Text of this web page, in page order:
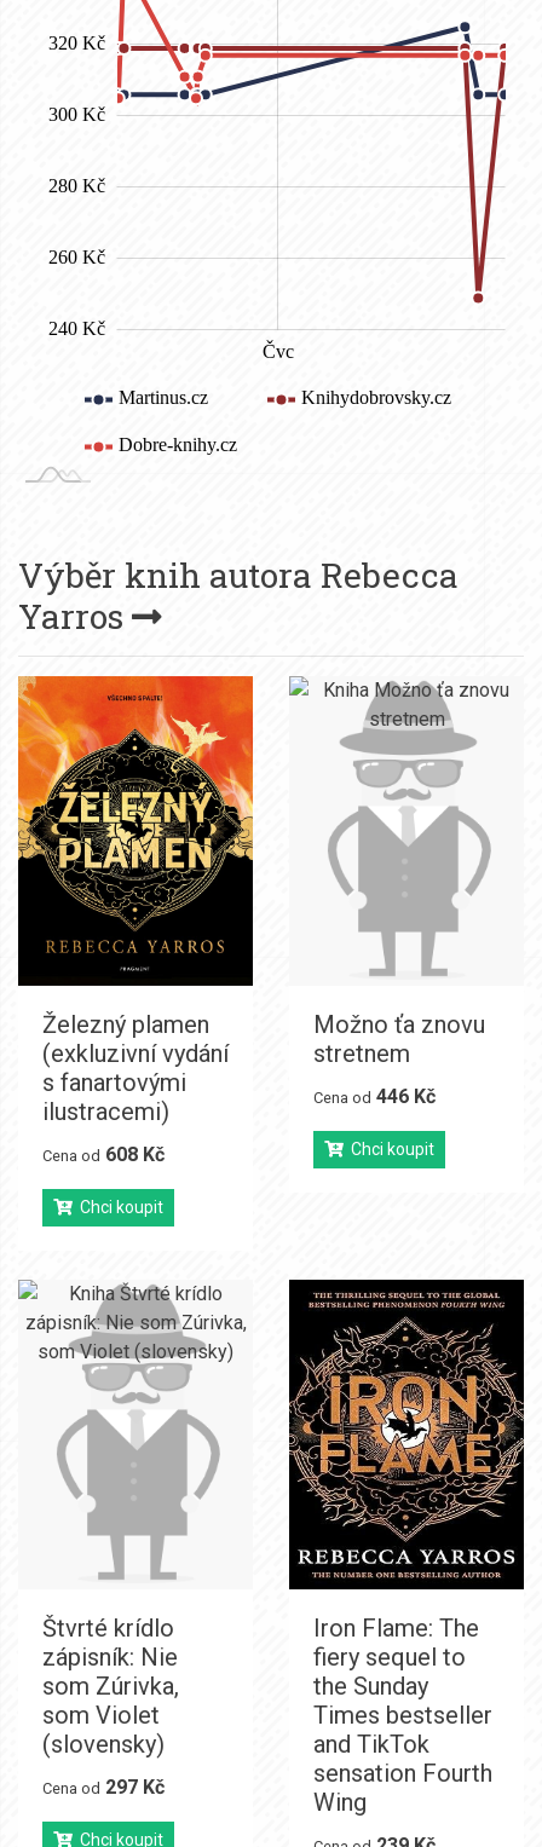
Výběr knih autora Rebecca
Yarros
Železný plamen
(exkluzivní vydání
s fanartovými
ilustracemi)
Cena od 608 Kč
Chci koupit
Možno ťa znovu
stretnem
Cena od 446 Kč
Chci koupit
Štvrté krídlo
zápisník: Nie
som Zúrivka,
som Violet
(slovensky)
Cena od 297 Kč
Chci koupit
Iron Flame: The
fiery sequel to
the Sunday
Times bestseller
and TikTok
sensation Fourth
Wing